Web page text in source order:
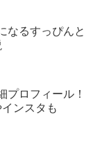
なるすっぴんと
プロフィール！
ンスタも